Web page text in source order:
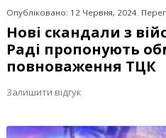
Опубліковано: 12 Червня, 2024.
Нові скандали з
Раді пропонують
повноваження ТЦК
Залишити відгук